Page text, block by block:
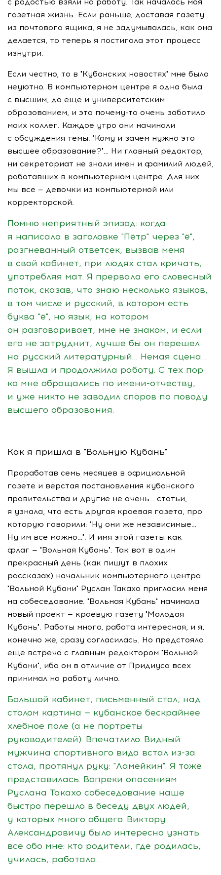
газетная жизнь. Если раньше, доставая газету
из почтового ящика, я не задумывалась, как она
делается, то теперь я постигала этот процесс
изнутри.
Если честно, то в "Кубанских новостях" мне было
неуютно. В компьютерном центре я одна была
с высшим, да еще и университетским
образованием, и это почему-то очень заботило
моих коллег. Каждое утро они начинали
с обсуждения темы: "Кому и зачем нужно это
высшее образование?"… Ни главный редактор,
ни секретариат не знали имен и фамилий людей,
работавших в компьютерном центре. Для них
мы все — девочки из компьютерной или
корректорской.
Помню неприятный эпизод: когда
я написала в заголовке "Пётр" через "ё",
разгневанный ответсек, вызвав меня
в свой кабинет, при людях стал кричать,
употребляя мат. Я прервала его словесный
поток, сказав, что знаю несколько языков,
в том числе и русский, в котором есть
буква "ё", но язык, на котором
он разговаривает, мне не знаком, и если
его не затруднит, лучше бы он перешел
на русский литературный… Немая сцена…
Я вышла и продолжила работу. С тех пор
ко мне обращались по имени-отчеству,
и уже никто не заводил споров по поводу
высшего образования.
Как я пришла в "Вольную Кубань"
Проработав семь месяцев в официальной
газете и верстая постановления кубанского
правительства и другие не очень… статьи,
я узнала, что есть другая краевая газета, про
которую говорили: "Ну они же независимые…
Ну им все можно…". И имя этой газеты как
флаг — "Вольная Кубань". Так вот в один
прекрасный день (как пишут в плохих
рассказах) начальник компьютерного центра
"Вольной Кубани" Руслан Такахо пригласил меня
на собеседование. "Вольная Кубань" начинала
новый проект — краевую газету "Молодая
Кубань". Работы много, работа интересная, и я,
конечно же, сразу согласилась. Но предстояла
еще встреча с главным редактором "Вольной
Кубани", ибо он в отличие от Придиуса всех
принимал на работу лично.
Большой кабинет, письменный стол, над
столом картина — кубанское бескрайнее
хлебное поле (а не портреты
руководителей). Впечатлило. Видный
мужчина спортивного вида встал из-за
стола, протянул руку: "Ламейкин". Я тоже
представилась. Вопреки опасениям
Руслана Такахо собеседование наше
быстро перешло в беседу двух людей,
у которых много общего. Виктору
Александровичу было интересно узнать
все обо мне: кто родители, где родилась,
училась, работала…